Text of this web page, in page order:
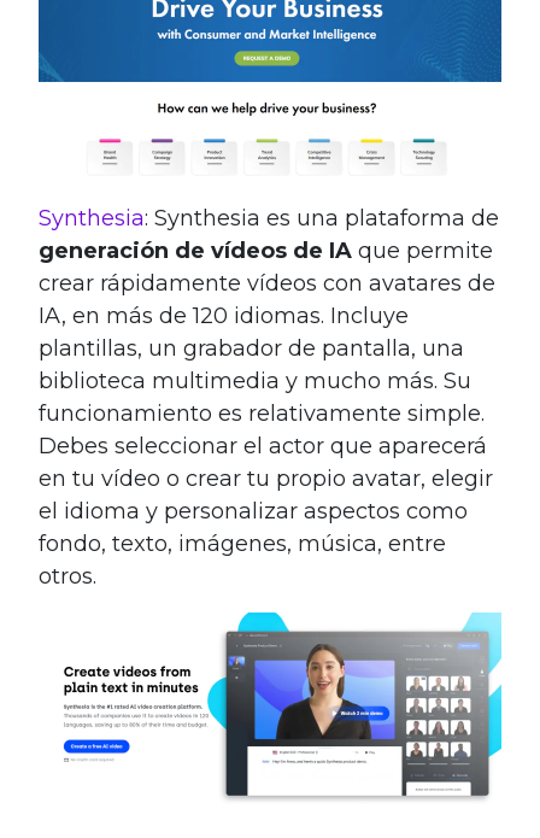
Synthesia: Synthesia es una plataforma de
generación de vídeos de IA que permite
crear rápidamente vídeos con avatares de
IA, en más de 120 idiomas. Incluye
plantillas, un grabador de pantalla, una
biblioteca multimedia y mucho más. Su
funcionamiento es relativamente simple.
Debes seleccionar el actor que aparecerá
en tu vídeo o crear tu propio avatar, elegir
el idioma y personalizar aspectos como
fondo, texto, imágenes, música, entre
otros.